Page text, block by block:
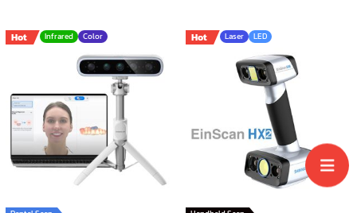
variants.
The
options
may
be
chosen
on
the
product
Hot Infrared Color Hot Laser LED